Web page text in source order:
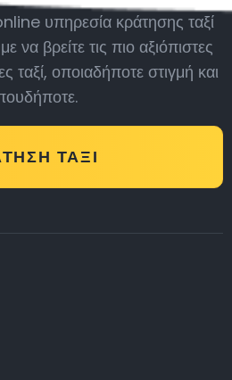
υπηρεσία κράτησης ταξί
να βρείτε τις πιο αξιόπιστες
ταξί, οποιαδήποτε στιγμή και
ΤΑΞΊ